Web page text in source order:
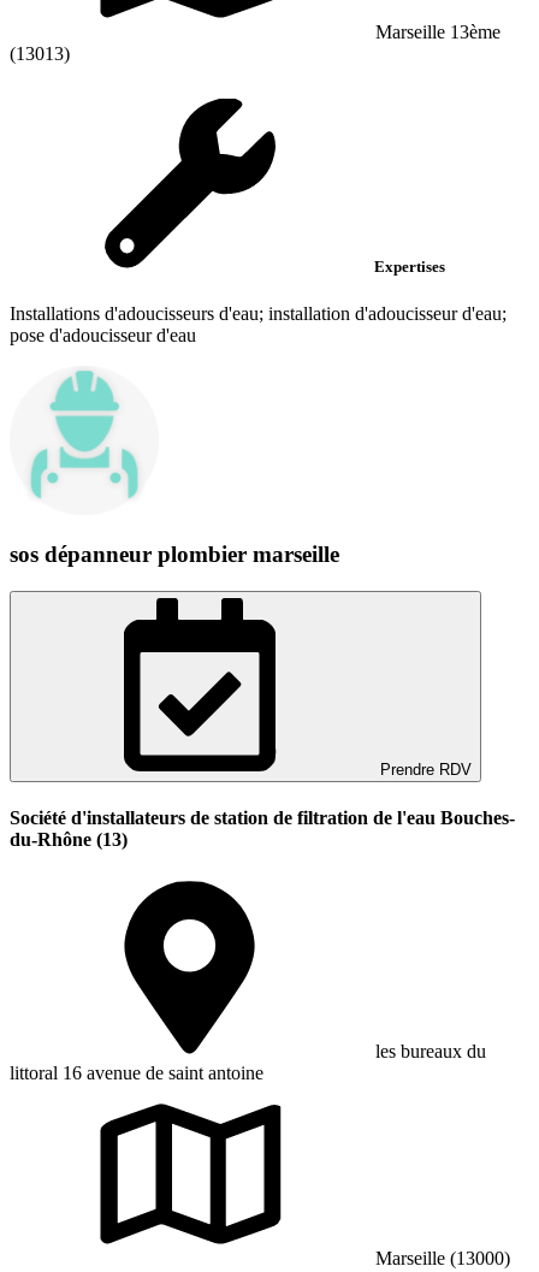
Marseille 13ème
(13013)
Expertises
Installations d'adoucisseurs d'eau; installation d'adoucisseur d'eau;
pose d'adoucisseur d'eau
sos dépanneur plombier marseille
Prendre RDV
Société d'installateurs de station de filtration de l'eau Bouches-
du-Rhône (13)
les bureaux du
littoral 16 avenue de saint antoine
Marseille (13000)